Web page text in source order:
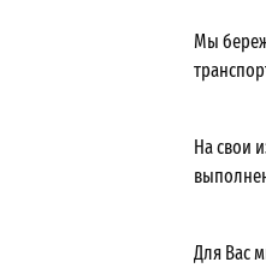
Мы
На свои
Для Вас